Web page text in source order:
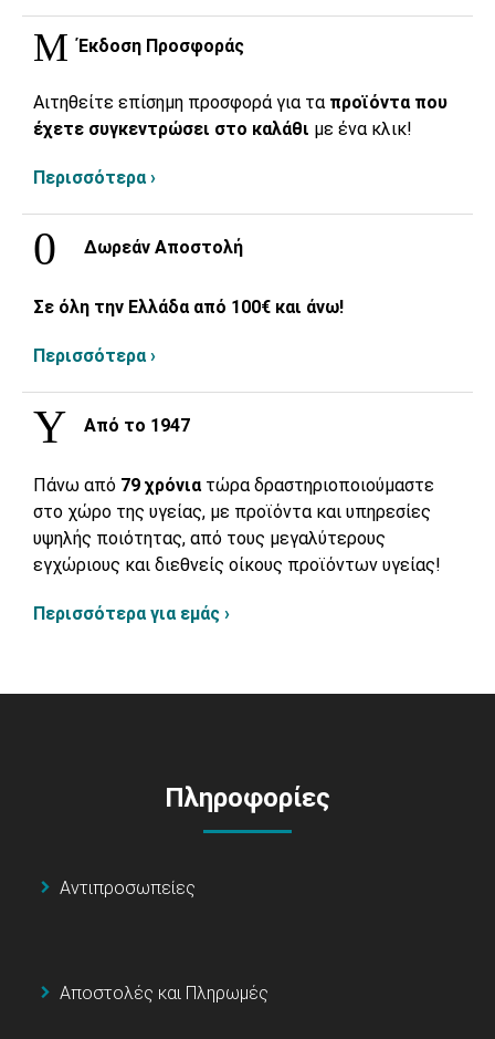
Έκδοση Προσφοράς
Αιτηθείτε επίσημη προσφορά για τα προϊόντα που
έχετε συγκεντρώσει στο καλάθι με ένα κλικ!
Περισσότερα ›
Δωρεάν Αποστολή
Σε όλη την Ελλάδα από 100€ και άνω!
Περισσότερα ›
Από το 1947
Πάνω από 79 χρόνια τώρα δραστηριοποιούμαστε
στο χώρο της υγείας, με προϊόντα και υπηρεσίες
υψηλής ποιότητας, από τους μεγαλύτερους
εγχώριους και διεθνείς οίκους προϊόντων υγείας!
Περισσότερα για εμάς ›
Πληροφορίες
Αντιπροσωπείες
Αποστολές και Πληρωμές